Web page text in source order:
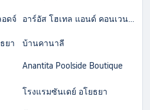
อดจ์
ยา บ้านคานาลี
Anantita Poolside Boutique
โรงแรมซันเดย์ อโยธยา